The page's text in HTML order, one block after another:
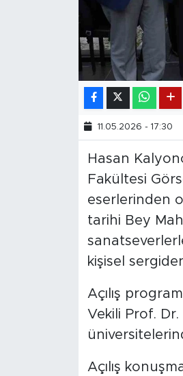
11.05.2026 - 17:30
Hasan
Fakültesi
eserlerinden
tarihi Bey
kişisel
Açılış
Vekili Prof.
Açılış